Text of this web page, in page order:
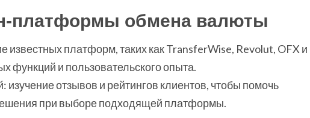
платформы обмена валюты
платформ, таких как TransferWise, Revolut, OFX и
функций и пользовательского опыта.
отзывов и рейтингов клиентов, чтобы помочь
при выборе подходящей платформы.